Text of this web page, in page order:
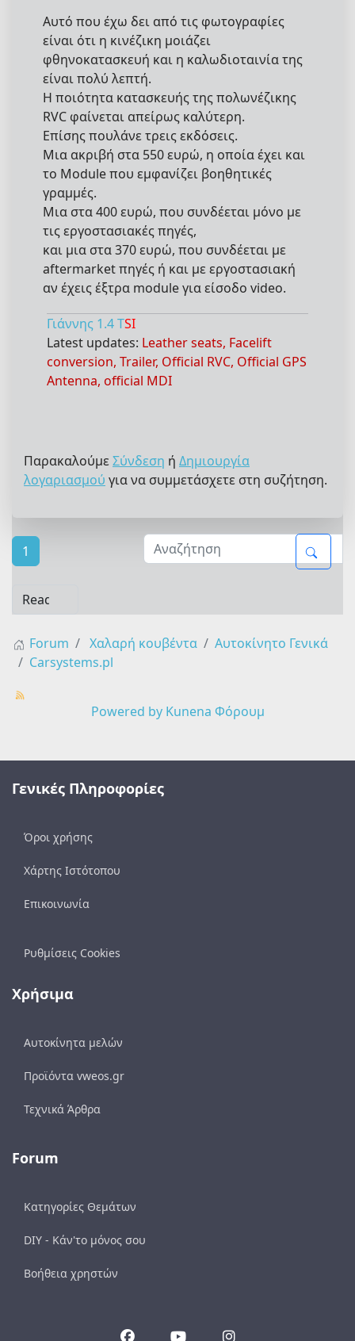
Αυτό που έχω δει από τις φωτογραφίες
είναι ότι η κινέζικη μοιάζει
φθηνοκατασκευή και η καλωδιοταινία της
είναι πολύ λεπτή.
Η ποιότητα κατασκευής της πολωνέζικης
RVC φαίνεται απείρως καλύτερη.
Επίσης πουλάνε τρεις εκδόσεις.
Μια ακριβή στα 550 ευρώ, η οποία έχει και
το Module που εμφανίζει βοηθητικές
γραμμές.
Μια στα 400 ευρώ, που συνδέεται μόνο με
τις εργοστασιακές πηγές,
και μια στα 370 ευρώ, που συνδέεται με
aftermarket πηγές ή και με εργοστασιακή
αν έχεις έξτρα module για είσοδο video.
Γιάννης 1.4 TSI
Latest updates: Leather seats, Facelift
conversion, Trailer, Official RVC, Official GPS
Antenna, official MDI
Παρακαλούμε Σύνδεση ή Δημιουργία
λογαριασμού για να συμμετάσχετε στη συζήτηση.
1
Forum Χαλαρή κουβέντα
Αυτοκίνητο Γενικά
Carsystems.pl
Powered by Kunena Φόρουμ
Γενικές Πληροφορίες
Όροι χρήσης
Χάρτης Ιστότοπου
Επικοινωνία
Ρυθμίσεις Cookies
Χρήσιμα
Αυτοκίνητα μελών
Προϊόντα vweos.gr
Τεχνικά Άρθρα
Forum
Κατηγορίες Θεμάτων
DIY - Κάν'το μόνος σου
Βοήθεια χρηστών